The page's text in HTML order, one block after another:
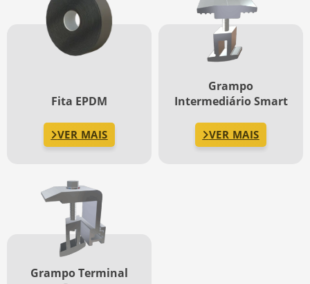
Fita EPDM
VER MAIS
Grampo
Intermediário Smart
VER MAIS
Grampo Terminal